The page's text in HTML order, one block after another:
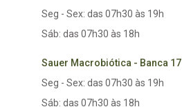
Seg - Sex: das 07h30 às 19h
Sáb: das 07h30 às 18h
Sauer Macrobiótica - Banca 17
Seg - Sex: das 07h30 às 19h
Sáb: das 07h30 às 18h